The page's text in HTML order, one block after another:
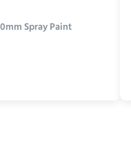
Spray Paint